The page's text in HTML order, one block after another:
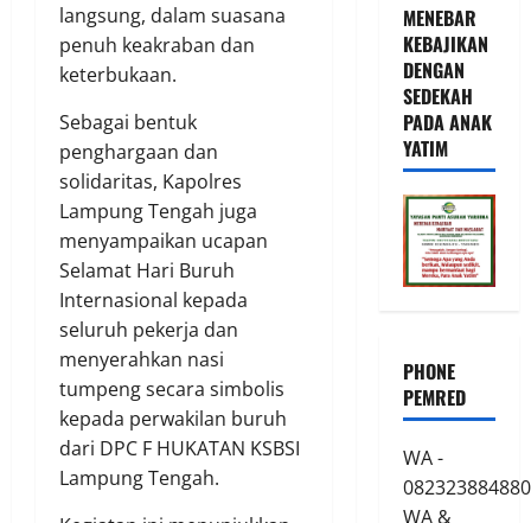
langsung, dalam suasana
penuh keakraban dan
keterbukaan.
Sebagai bentuk
penghargaan dan
solidaritas, Kapolres
Lampung Tengah juga
menyampaikan ucapan
Selamat Hari Buruh
Internasional kepada
seluruh pekerja dan
menyerahkan nasi
tumpeng secara simbolis
kepada perwakilan buruh
dari DPC F HUKATAN KSBSI
Lampung Tengah.
MENEBAR
KEBAJIKAN
DENGAN
SEDEKAH
PADA ANAK
YATIM
PHONE
PEMRED
WA -
082323884880
WA &